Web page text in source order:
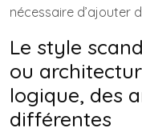
nécessaire d’ajouter
Le style
ou
logique, des
différentes